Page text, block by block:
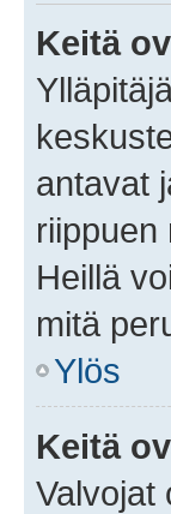
Keitä
antavat
riippuen
Heillä
mitä
Ylös
Keitä
Valvojat